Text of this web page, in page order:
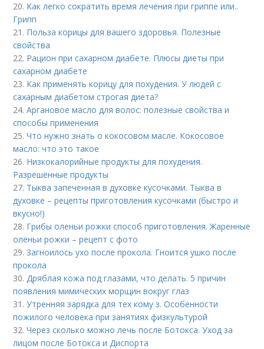
20. Как легко сократить время лечения при гриппе или..
Грипп
21. Польза корицы для вашего здоровья. Полезные
свойства
22. Рацион при сахарном диабете. Плюсы диеты при
сахарном диабете
23. Как применять корицу для похудения. У людей с
сахарным диабетом строгая диета?
24.Аргановое масло для волос: полезные свойства и
способы применения
25.Что нужно знать о кокосовом масле. Кокосовое
масло: что это такое
26. Низкокалорийные продукты для похудения.
Разрешённые продукты
27. Тыква запеченная в духовке кусочками. Тыква в
духовке – рецепты приготовления кусочками (быстро и
вкусно!)
28. Грибы оленьи рожки способ приготовления. Жаренные
оленьи рожки – рецепт с фото
29.Загноилось ухо после прокола. Гноится ушко после
прокола
30.Дряблая кожа под глазами, что делать. 5 причин
появления мимических морщин вокруг глаз
31.Утренняя зарядка для тех кому з. Особенности
пожилого человека при занятиях физкультурой
32.Через сколько можно лечь после Ботокса. Уход за
лицом после Ботокса и Диспорта